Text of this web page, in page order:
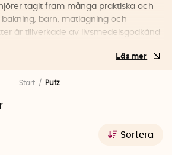
tagit fram många praktiska och
barn, matlagning och
är tillverkade av livsmedelsgodkänd
Start Pufz
Sortera